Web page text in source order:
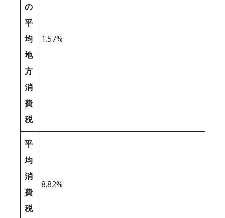
の
平
均
地
方
消
費
税
1.57%
平
均
消
費
税
8.82%